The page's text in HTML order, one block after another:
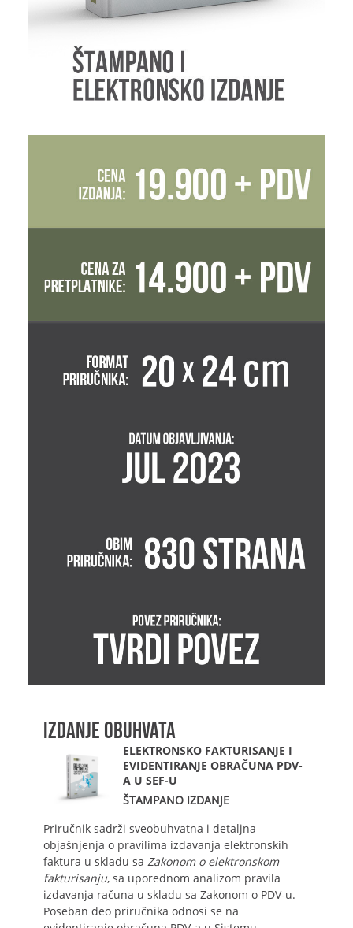
IZDANJE OBUHVATA
ELEKTRONSKO FAKTURISANJE I
EVIDENTIRANJE OBRAČUNA PDV-
A U SEF-U
ŠTAMPANO IZDANJE
Priručnik sadrži sveobuhvatna i detaljna
objašnjenja o pravilima izdavanja elektronskih
faktura u skladu sa Zakonom o elektronskom
fakturisanju, sa uporednom analizom pravila
izdavanja računa u skladu sa Zakonom o PDV-u.
Poseban deo priručnika odnosi se na